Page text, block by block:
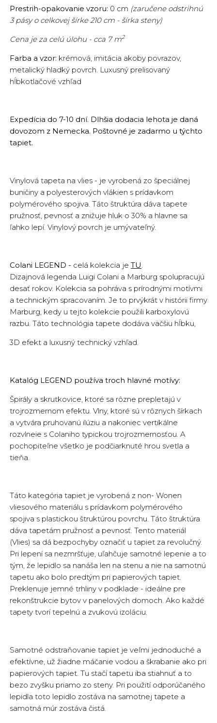
Prestrih-opakovanie vzoru: 0 cm (zaručene odstrihnú
3 pásy o celkovej šírke 210 cm - šírka steny)
Cena je za celú úlohu - cca 7 m2
Farba a vzor: krémová, imitácia akoby povrazov,
metalický hladký povrch. Luxusný prelisovaný
hĺbkotlačové vzhľad
Expedícia do 7-10 dní. Dlhšia dodacia lehota je daná
dovozom z Nemecka. Poštovné je zadarmo u týchto
tapiet.
Vinylová tapeta na vlies - je vyrobená zo špeciálnej
buničiny a polyesterových vlákien s prídavkom
polymérového spojiva. Táto štruktúra dáva tapete
pružnosť, pevnosť a znižuje hluk o 30% a hlavne sa
ľahko lepí. Vinylový povrch je umývateľný.
Colani LEGEND - celá kolekcia je TU.
Dizajnová legenda Luigi Colani a Marburg spolupracujú
desať rokov. Kolekcia sa pohráva s prírodnými motívmi
a technickým spracovaním. Je to prvýkrát v histórii firmy
Marburg, kedy u tejto kolekcie použili karboxylovú
razbu. Táto technológia tapete dodáva väčšiu hĺbku,
3D efekt a luxusný technický vzhľad.
Katalóg LEGEND používa troch hlavné motívy:
Špirály a skrutkovice, ktoré sa rôzne prepletajú v
trojrozmernom efektu. Vlny, ktoré sú v rôznych šírkach
a vytvára pruhovanú ilúziu a nakoniec vertikálne
rozvlneie s Colaniho typickou trojrozmernosťou. A
pochopiteľne všetko je podčiarknuté hrou svetla a
tieňa.
Táto kategória tapiet je vyrobená z non- Wonen
vliesového materiálu s prídavkom polymérového
spojiva s plastickou štruktúrou povrchu. Táto štruktúra
dáva tapetám pružnosť a pevnosť. Tento materiál
(Vlies) sa dá bezpochyby označiť u tapiet za revolučný.
Pri lepení sa nezmršťuje, uľahčuje samotné lepenie a to
tým, že lepidlo sa nanáša len na stenu a nie na samotnú
tapetu ako bolo predtým pri papierových tapiet.
Preklenuje jemné trhliny v podklade - ideálne pre
rekonštrukcie bytov v panelových domoch. Ako každé
tapety tvorí tepelnú a zvukovú izoláciu.
Samotné odstraňovanie tapiet je veľmi jednoduché a
efektívne, už žiadne máčanie vodou a škrabanie ako pri
papierových tapiet. Tu stačí tapetu iba stiahnuť a to
bezo zvyšku priamo zo steny. Pri použití odporúčaného
lepidla toto lepidlo zostáva na samotnej tapete a
samotná múr zostáva čistá.